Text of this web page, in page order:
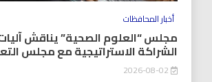
أخبار المحافظات
مجلس “العلوم الصحية” يناقش
الشراكة الاستراتيجية مع مجلس